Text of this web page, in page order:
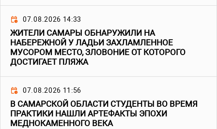
07.08.2026 14:33
ЖИТЕЛИ САМАРЫ ОБНАРУЖИЛИ НА
НАБЕРЕЖНОЙ У ЛАДЬИ ЗАХЛАМЛЕННОЕ
МУСОРОМ МЕСТО, ЗЛОВОНИЕ ОТ КОТОРОГО
ДОСТИГАЕТ ПЛЯЖА
07.08.2026 11:56
В САМАРСКОЙ ОБЛАСТИ СТУДЕНТЫ ВО ВРЕМЯ
ПРАКТИКИ НАШЛИ АРТЕФАКТЫ ЭПОХИ
МЕДНОКАМЕННОГО ВЕКА